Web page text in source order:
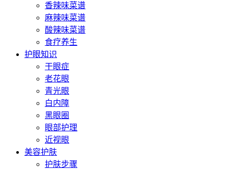
香辣味菜谱
麻辣味菜谱
酸辣味菜谱
食疗养生
护眼知识
干眼症
老花眼
青光眼
白内障
黑眼圈
眼部护理
近视眼
美容护肤
护肤步骤